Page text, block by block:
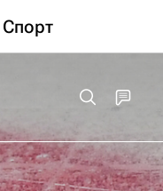
Спорт